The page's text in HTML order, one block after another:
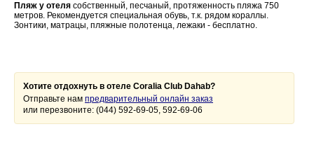
Пляж у отеля собственный, песчаный, протяженность пляжа 750
метров. Рекомендуется специальная обувь, т.к. рядом кораллы.
Зонтики, матрацы, пляжные полотенца, лежаки - бесплатно.
Хотите отдохнуть в отеле Coralia Club Dahab?
Отправьте нам предварительный онлайн заказ
или перезвоните: (044) 592-69-05, 592-69-06